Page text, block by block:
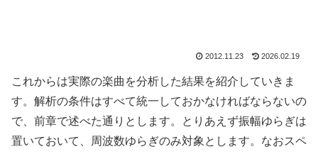
2012.11.23 2026.02.19
これからは実際の楽曲を分析した結果を紹介していきま
す。解析の条件はすべて統一しておかなければならないの
で、前章で述べた通りとします。とりあえず振幅ゆらぎは
置いておいて、周波数ゆらぎのみ対象とします。なおスペ